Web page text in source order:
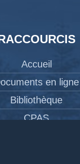
Accueil
en ligne
Bibliothèque
CPAS